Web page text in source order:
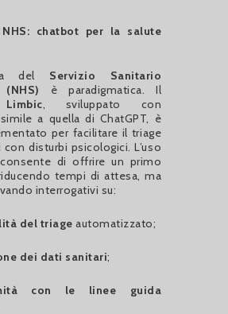
chatbot per la salute
del Servizio Sanitario
è paradigmatica. Il
Limbic, sviluppato con
a quella di ChatGPT, è
per facilitare il triage
disturbi psicologici. L’uso
di offrire un primo
tempi di attesa, ma
interrogativi su:
del triage automatizzato;
dei dati sanitari;
con le linee guida